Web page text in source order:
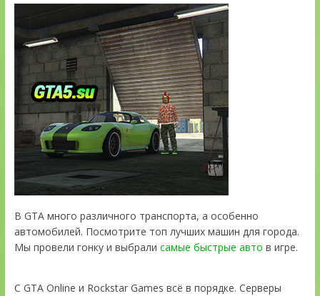
В GTA много различного транспорта, а особенно
автомобилей. Посмотрите топ лучших машин для города.
Мы провели гонку и выбрали самые быстрые авто в игре.
С GTA Online и Rockstar Games всё в порядке. Серверы